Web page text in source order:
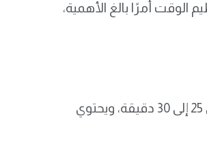
الوقت أمرًا بالغ الأهمية،
الجزء اللفظي Verbal Section: الوقت المخصص حوالي 25 إلى 30 دقيقة، ويحتوي